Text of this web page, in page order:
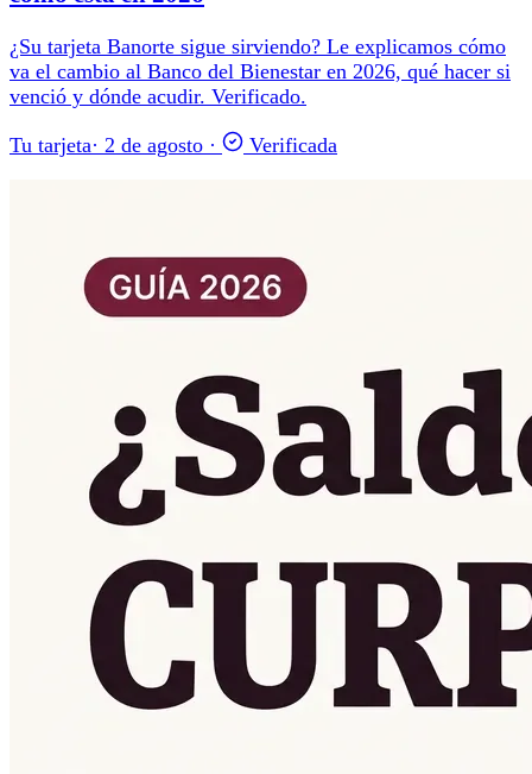
¿Su tarjeta Banorte sigue sirviendo? Le explicamos cómo
va el cambio al Banco del Bienestar en 2026, qué hacer si
venció y dónde acudir. Verificado.
Tu tarjeta· 2 de agosto · Verificada